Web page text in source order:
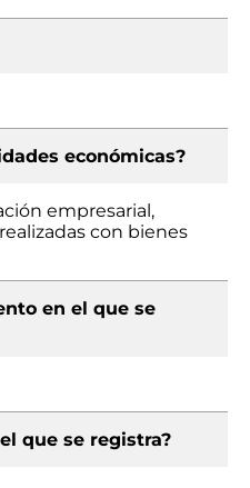
económicas?
empresarial,
con bienes
en el que se
que se registra?